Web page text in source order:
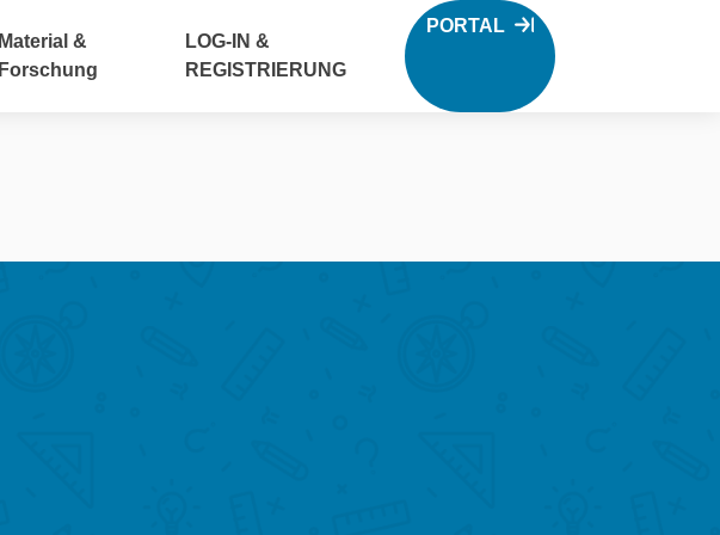
Material &
Forschung
LOG-IN &
REGISTRIERUNG
PORTAL